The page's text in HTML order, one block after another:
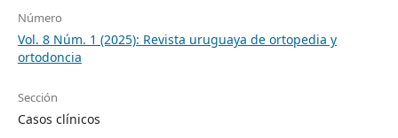
Número
Vol. 8 Núm. 1 (2025): Revista uruguaya de ortopedia y
ortodoncia
Sección
Casos clínicos